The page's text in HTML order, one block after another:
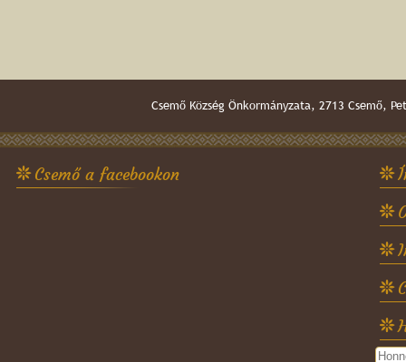
Csemő Község Önkormányzata, 2713
Csemő a facebookon